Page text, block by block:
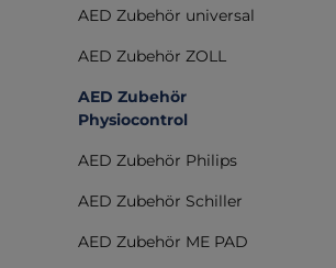
AED Zubehör universal
AED Zubehör ZOLL
AED Zubehör
Physiocontrol
AED Zubehör Philips
AED Zubehör Schiller
AED Zubehör ME PAD